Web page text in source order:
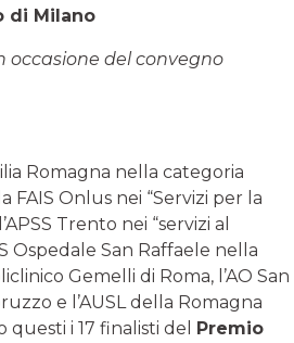
di Milano
occasione del convegno
Romagna nella categoria
FAIS Onlus nei “Servizi per la
Trento nei “servizi al
Ospedale San Raffaele nella
Gemelli di Roma, l’AO San
e l’AUSL della Romagna
questi i 17 finalisti del Premio